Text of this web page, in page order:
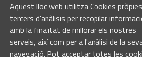
Aquest lloc web utilitza Cookies
tercers d'anàlisis per recopilar
amb la finalitat de millorar els nostres
serveis, així com per a l'anàlisi de la
navegació. Pot acceptar totes les
Sant Vicenç de Castellet renova
tecnologia LED
Castellbell i el Vilar adquireix un
Guàrdia Municipal